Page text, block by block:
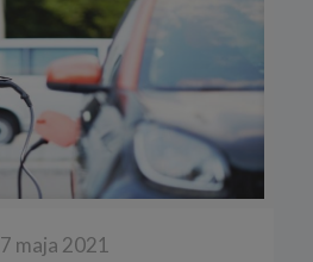
7 maja 2021